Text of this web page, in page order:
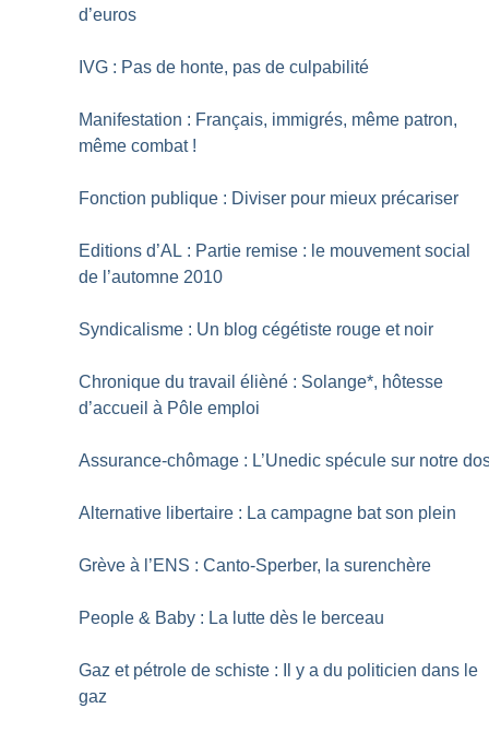
d’euros
IVG : Pas de honte, pas de culpabilité
Manifestation : Français, immigrés, même patron,
même combat !
Fonction publique : Diviser pour mieux précariser
Editions d’AL : Partie remise : le mouvement social
de l’automne 2010
Syndicalisme : Un blog cégétiste rouge et noir
Chronique du travail élièné : Solange*, hôtesse
d’accueil à Pôle emploi
Assurance-chômage : L’Unedic spécule sur notre
Alternative libertaire : La campagne bat son plein
Grève à l’ENS : Canto-Sperber, la surenchère
People & Baby : La lutte dès le berceau
Gaz et pétrole de schiste : Il y a du politicien dans le
gaz